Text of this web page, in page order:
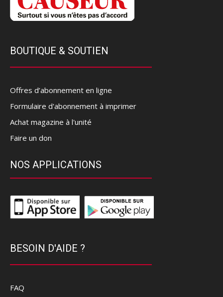
BOUTIQUE & SOUTIEN
Offres d’abonnement en ligne
Formulaire d'abonnement à imprimer
Achat magazine à l'unité
Faire un don
NOS APPLICATIONS
BESOIN D'AIDE ?
FAQ